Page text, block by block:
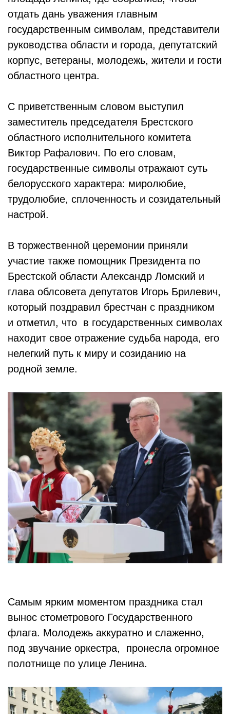
отдать дань уважения главным
государственным символам, представители
руководства области и города, депутатский
корпус, ветераны, молодежь, жители и гости
областного центра.
С приветственным словом выступил
заместитель председателя Брестского
областного исполнительного комитета
Виктор Рафалович. По его словам,
государственные символы отражают суть
белорусского характера: миролюбие,
трудолюбие, сплоченность и созидательный
настрой.
В торжественной церемонии приняли
участие также помощник Президента по
Брестской области Александр Ломский и
глава облсовета депутатов Игорь Брилевич,
который поздравил брестчан с праздником
и отметил, что в государственных символах
находит свое отражение судьба народа, его
нелегкий путь к миру и созиданию на
родной земле.
Самым ярким моментом праздника стал
вынос стометрового Государственного
флага. Молодежь аккуратно и слаженно,
под звучание оркестра, пронесла огромное
полотнище по улице Ленина.